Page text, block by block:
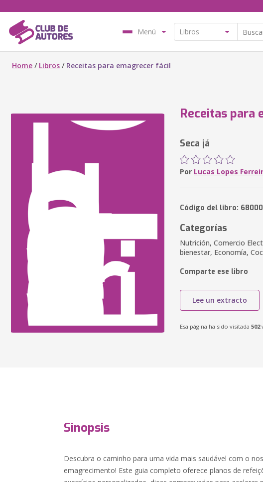
Menú
Home / Libros / Receitas para emagrecer fácil
Receitas para
Seca já
Por Lucas Lopes
Código del libro:
Categorías
Nutrición, Comercio
bienestar, Economía,
Comparte ese libro
Lee un extracto
Esa página ha sido visitada 502
Sinopsis
Descubra o caminho para uma vida mais saudável com o
emagrecimento! Este guia completo oferece planos de